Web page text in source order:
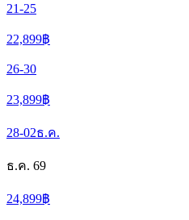
21-25
22,899฿
26-30
23,899฿
28-02ธ.ค.
ธ.ค. 69
24,899฿